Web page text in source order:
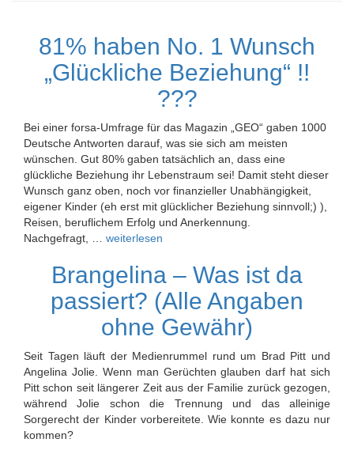
81% haben No. 1 Wunsch
„Glückliche Beziehung“ !!
???
Bei einer forsa-Umfrage für das Magazin „GEO“ gaben 1000
Deutsche Antworten darauf, was sie sich am meisten
wünschen. Gut 80% gaben tatsächlich an, dass eine
glückliche Beziehung ihr Lebenstraum sei! Damit steht dieser
Wunsch ganz oben, noch vor finanzieller Unabhängigkeit,
eigener Kinder (eh erst mit glücklicher Beziehung sinnvoll;) ),
Reisen, beruflichem Erfolg und Anerkennung.
Nachgefragt, … weiterlesen
Brangelina – Was ist da
passiert? (Alle Angaben
ohne Gewähr)
Seit Tagen läuft der Medienrummel rund um Brad Pitt und
Angelina Jolie. Wenn man Gerüchten glauben darf hat sich
Pitt schon seit längerer Zeit aus der Familie zurück gezogen,
während Jolie schon die Trennung und das alleinige
Sorgerecht der Kinder vorbereitete. Wie konnte es dazu nur
kommen?